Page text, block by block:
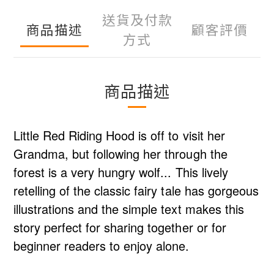
商品描述
送貨及付款
方式
顧客評價
商品描述
Little Red Riding Hood is off to visit her
Grandma, but following her through the
forest is a very hungry wolf... This lively
retelling of the classic fairy tale has gorgeous
illustrations and the simple text makes this
story perfect for sharing together or for
beginner readers to enjoy alone.